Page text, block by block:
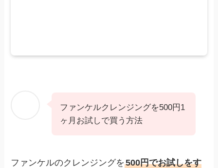
ファンケルクレンジングを500円1
ヶ月お試しで買う方法
ファンケルのクレンジングを500円でお試しをす